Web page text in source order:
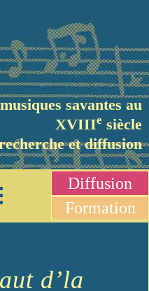
savantes au
XVIIIe siècle
et diffusion
Diffusion
Formation
d’la